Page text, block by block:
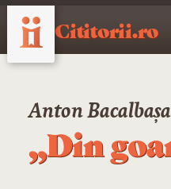
Cititorii.ro
Anton
„Din